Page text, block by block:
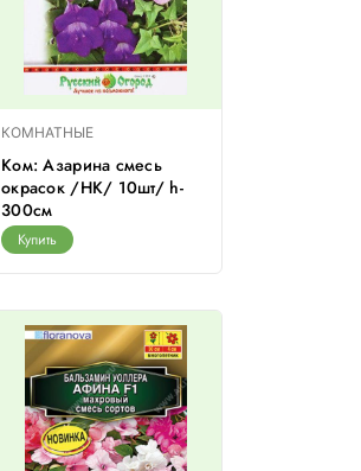
КОМНАТНЫЕ
Ком: Азарина смесь
окрасок /НК/ 10шт/ h-
300см
Купить